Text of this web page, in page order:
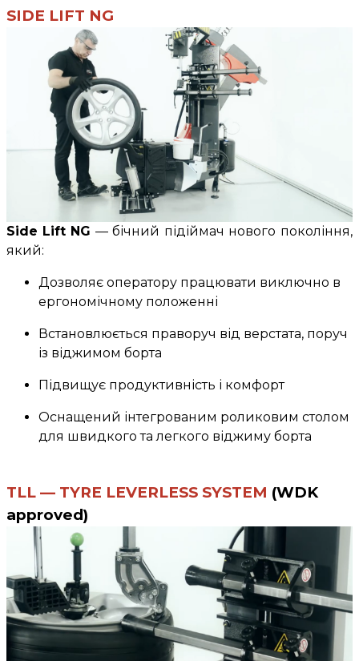
SIDE LIFT NG
Side Lift NG — бічний підіймач нового покоління,
який:
Дозволяє оператору працювати виключно в
ергономічному положенні
Встановлюється праворуч від верстата, поруч
із віджимом борта
Підвищує продуктивність і комфорт
Оснащений інтегрованим роликовим столом
для швидкого та легкого віджиму борта
TLL — TYRE LEVERLESS SYSTEM (WDK
approved)